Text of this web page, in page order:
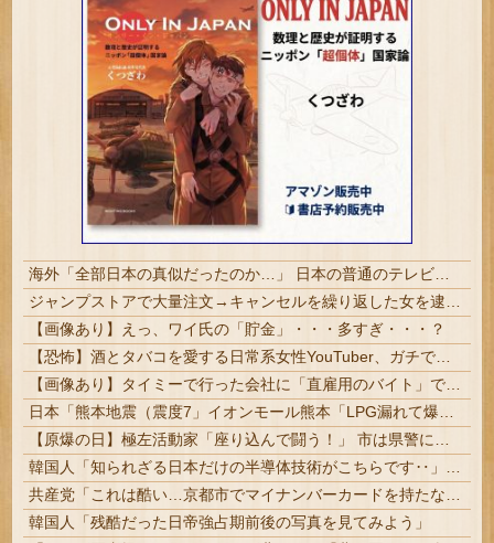
【画像あり】えっ、ワイ氏の「貯金」・・・多すぎ・・・？
韓国人「残酷だった日帝強占期前後の写真を見てみよう」